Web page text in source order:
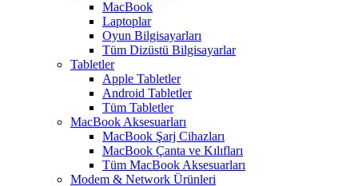
MacBook
Laptoplar
Oyun Bilgisayarları
Tüm Dizüstü Bilgisayarlar
Tabletler
Apple Tabletler
Android Tabletler
Tüm Tabletler
MacBook Aksesuarları
MacBook Şarj Cihazları
MacBook Çanta ve Kılıfları
Tüm MacBook Aksesuarları
Modem & Network Ürünleri